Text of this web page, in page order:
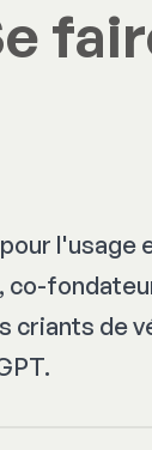
l'usage
co-
criants de